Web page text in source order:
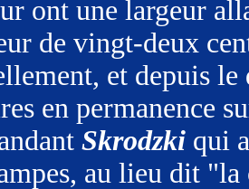
ont une largeur
de vingt-deux
et depuis le
en permanence
Skrodzki qui
au lieu dit "la